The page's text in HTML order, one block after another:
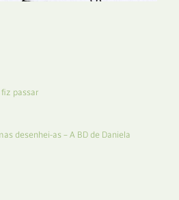
passar
desenhei-as – A BD de Daniela